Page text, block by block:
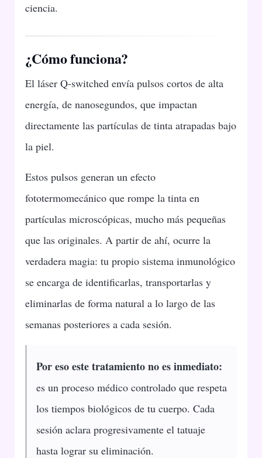
ciencia.
¿Cómo funciona?
El láser Q-switched envía pulsos cortos de alta
energía, de nanosegundos, que impactan
directamente las partículas de tinta atrapadas bajo
la piel.
Estos pulsos generan un efecto
fototermomecánico que rompe la tinta en
partículas microscópicas, mucho más pequeñas
que las originales. A partir de ahí, ocurre la
verdadera magia: tu propio sistema inmunológico
se encarga de identificarlas, transportarlas y
eliminarlas de forma natural a lo largo de las
semanas posteriores a cada sesión.
Por eso este tratamiento no es inmediato:
es un proceso médico controlado que respeta
los tiempos biológicos de tu cuerpo. Cada
sesión aclara progresivamente el tatuaje
hasta lograr su eliminación.